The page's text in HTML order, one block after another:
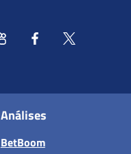
Análises
BetBoom